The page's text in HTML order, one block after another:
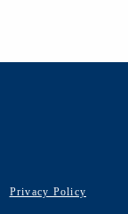
Privacy Policy